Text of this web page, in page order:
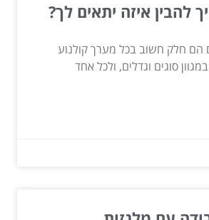
להבין איזה יתאים לך?
הם חלק חשוב בכל מערך קולנוע
סוגים וגדלים, ולכל אחד